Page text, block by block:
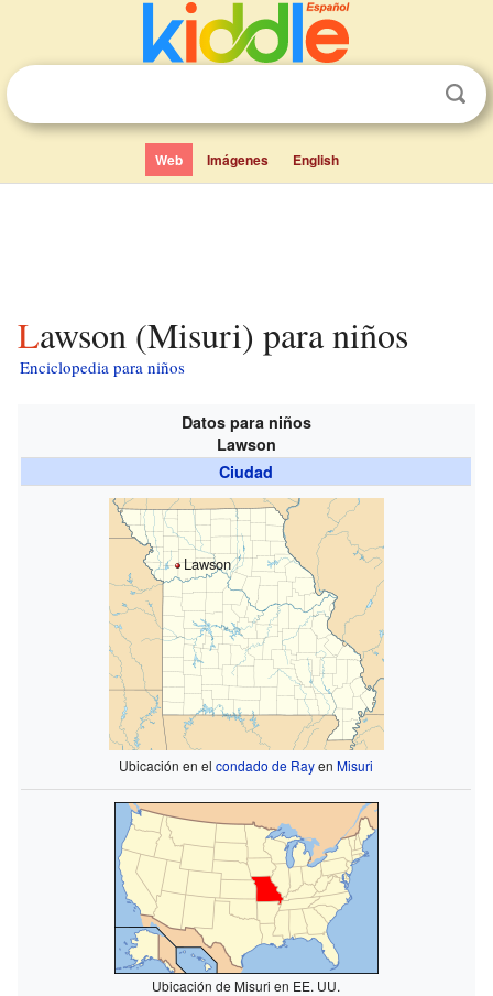
Web Imágenes English
Lawson (Misuri) para niños
Enciclopedia para niños
Datos para niños
Lawson
Ciudad
Lawson
Ubicación en elcondado de RayenMisuri
Ubicación de Misuri en EE. UU.